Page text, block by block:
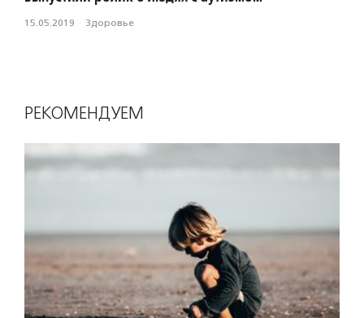
15.05.2019 · Здоровье
РЕКОМЕНДУЕМ